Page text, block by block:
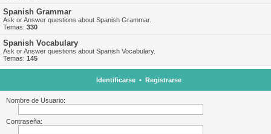
Spanish Grammar
Ask or Answer questions about Spanish Grammar.
Temas: 330
Spanish Vocabulary
Ask or Answer questions about Spanish Vocabulary.
Temas: 145
Identificarse• Registrarse
Nombre de Usuario:
Contraseña: